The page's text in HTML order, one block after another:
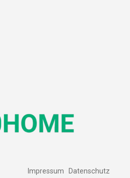
Impressum Datenschutz